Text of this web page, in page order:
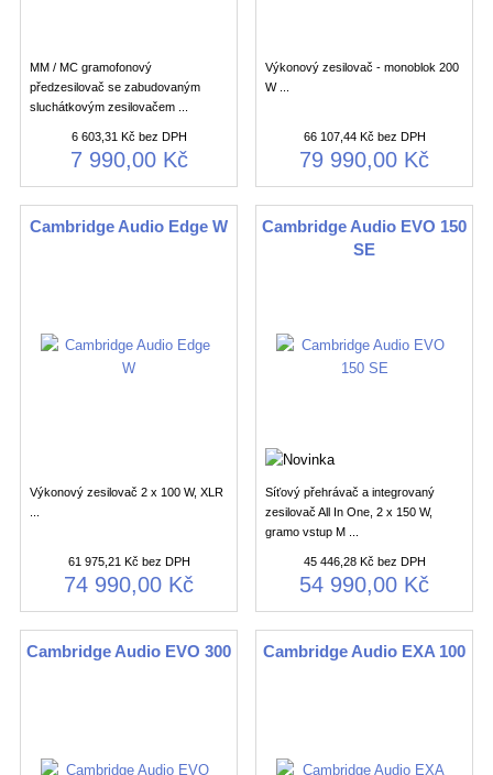
MM / MC gramofonový
předzesilovač se zabudovaným
sluchátkovým zesilovačem ...
6 603,31 Kč bez DPH
7 990,00 Kč
Výkonový zesilovač - monoblok 200
W ...
66 107,44 Kč bez DPH
79 990,00 Kč
Cambridge Audio Edge W
Výkonový zesilovač 2 x 100 W, XLR
61 975,21 Kč bez DPH
74 990,00 Kč
Cambridge Audio EVO 150
SE
Síťový přehrávač a integrovaný
zesilovač All In One, 2 x 150 W,
gramo vstup M ...
45 446,28 Kč bez DPH
54 990,00 Kč
Cambridge Audio EVO 300 Cambridge Audio EXA 100